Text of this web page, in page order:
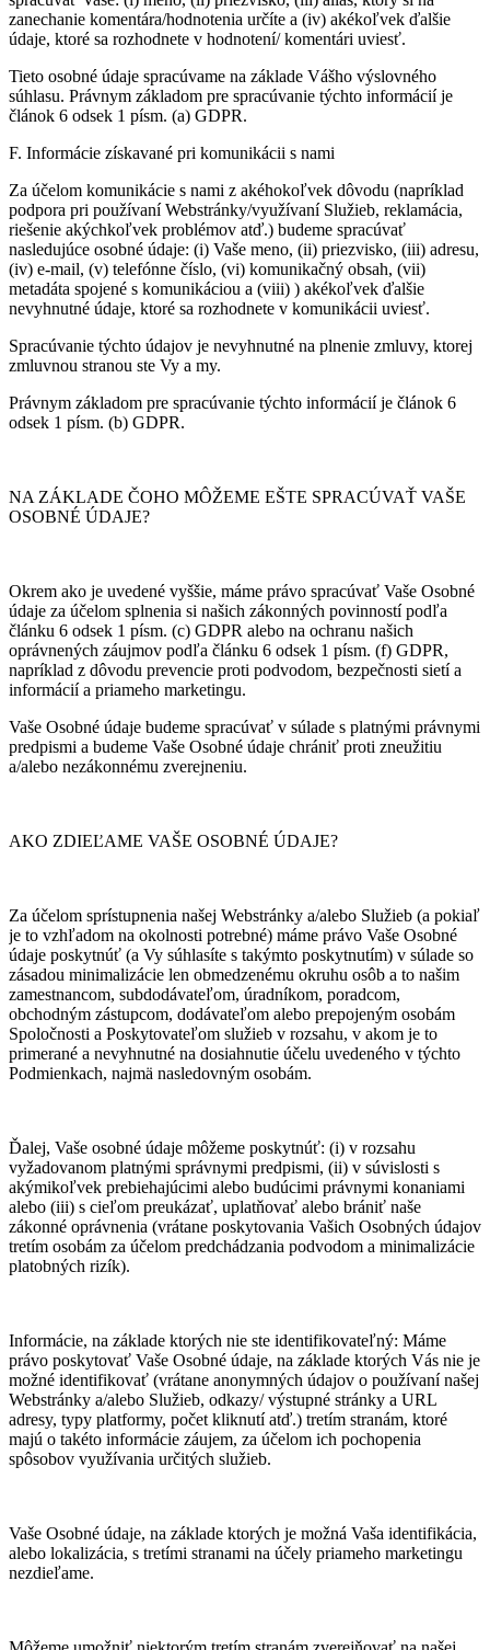
zanechanie komentára/hodnotenia určíte a (iv) akékoľvek ďalšie
údaje, ktoré sa rozhodnete v hodnotení/ komentári uviesť.
Tieto osobné údaje spracúvame na základe Vášho výslovného
súhlasu. Právnym základom pre spracúvanie týchto informácií je
článok 6 odsek 1 písm. (a) GDPR.
F. Informácie získavané pri komunikácii s nami
Za účelom komunikácie s nami z akéhokoľvek dôvodu (napríklad
podpora pri používaní Webstránky/využívaní Služieb, reklamácia,
riešenie akýchkoľvek problémov atď.) budeme spracúvať
nasledujúce osobné údaje: (i) Vaše meno, (ii) priezvisko, (iii) adresu,
(iv) e-mail, (v) telefónne číslo, (vi) komunikačný obsah, (vii)
metadáta spojené s komunikáciou a (viii) ) akékoľvek ďalšie
nevyhnutné údaje, ktoré sa rozhodnete v komunikácii uviesť.
Spracúvanie týchto údajov je nevyhnutné na plnenie zmluvy, ktorej
zmluvnou stranou ste Vy a my.
Právnym základom pre spracúvanie týchto informácií je článok 6
odsek 1 písm. (b) GDPR.
NA ZÁKLADE ČOHO MÔŽEME EŠTE SPRACÚVAŤ VAŠE
OSOBNÉ ÚDAJE?
Okrem ako je uvedené vyššie, máme právo spracúvať Vaše Osobné
údaje za účelom splnenia si našich zákonných povinností podľa
článku 6 odsek 1 písm. (c) GDPR alebo na ochranu našich
oprávnených záujmov podľa článku 6 odsek 1 písm. (f) GDPR,
napríklad z dôvodu prevencie proti podvodom, bezpečnosti sietí a
informácií a priameho marketingu.
Vaše Osobné údaje budeme spracúvať v súlade s platnými právnymi
predpismi a budeme Vaše Osobné údaje chrániť proti zneužitiu
a/alebo nezákonnému zverejneniu.
AKO ZDIEĽAME VAŠE OSOBNÉ ÚDAJE?
Za účelom sprístupnenia našej Webstránky a/alebo Služieb (a pokiaľ
je to vzhľadom na okolnosti potrebné) máme právo Vaše Osobné
údaje poskytnúť (a Vy súhlasíte s takýmto poskytnutím) v súlade so
zásadou minimalizácie len obmedzenému okruhu osôb a to našim
zamestnancom, subdodávateľom, úradníkom, poradcom,
obchodným zástupcom, dodávateľom alebo prepojeným osobám
Spoločnosti a Poskytovateľom služieb v rozsahu, v akom je to
primerané a nevyhnutné na dosiahnutie účelu uvedeného v týchto
Podmienkach, najmä nasledovným osobám.
Ďalej, Vaše osobné údaje môžeme poskytnúť: (i) v rozsahu
vyžadovanom platnými správnymi predpismi, (ii) v súvislosti s
akýmikoľvek prebiehajúcimi alebo budúcimi právnymi konaniami
alebo (iii) s cieľom preukázať, uplatňovať alebo brániť naše
zákonné oprávnenia (vrátane poskytovania Vašich Osobných údajov
tretím osobám za účelom predchádzania podvodom a minimalizácie
platobných rizík).
Informácie, na základe ktorých nie ste identifikovateľný: Máme
právo poskytovať Vaše Osobné údaje, na základe ktorých Vás nie je
možné identifikovať (vrátane anonymných údajov o používaní našej
Webstránky a/alebo Služieb, odkazy/ výstupné stránky a URL
adresy, typy platformy, počet kliknutí atď.) tretím stranám, ktoré
majú o takéto informácie záujem, za účelom ich pochopenia
spôsobov využívania určitých služieb.
Vaše Osobné údaje, na základe ktorých je možná Vaša identifikácia,
alebo lokalizácia, s tretími stranami na účely priameho marketingu
nezdieľame.